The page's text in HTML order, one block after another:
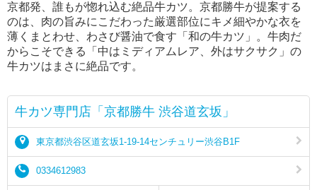
京都発、誰もが惚れ込む絶品牛カツ。京都勝牛が提案する
のは、肉の旨みにこだわった厳選部位にキメ細やかな衣を
薄くまとわせ、わさび醤油で食す「和の牛カツ」。牛肉だ
からこそできる「中はミディアムレア、外はサクサク」の
牛カツはまさに絶品です。
牛カツ専門店「京都勝牛 渋谷道玄坂」
東京都渋谷区道玄坂1-19-14センチュリー渋谷B1F
0334612983